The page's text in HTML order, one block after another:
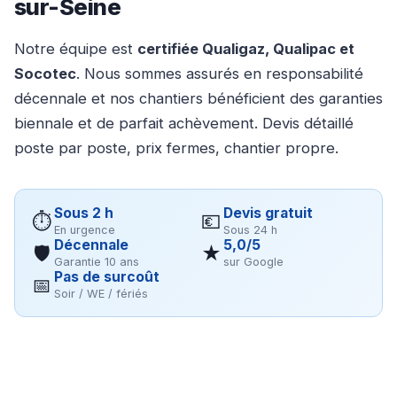
sur-Seine
Notre équipe est certifiée Qualigaz, Qualipac et
Socotec. Nous sommes assurés en responsabilité
décennale et nos chantiers bénéficient des garanties
biennale et de parfait achèvement. Devis détaillé
poste par poste, prix fermes, chantier propre.
⏱Sous 2 h
En urgence 💶 Devis gratuit
Sous 24 h
🛡 Décennale
Garantie 10 ans ★ 5,0/5
sur Google
📅 Pas de surcoût
Soir / WE / fériés